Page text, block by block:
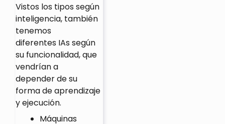
Vistos los tipos según
inteligencia, también
tenemos
diferentes IAs según
su funcionalidad, que
vendrían a
depender de su
forma de aprendizaje
y ejecución.
Máquinas